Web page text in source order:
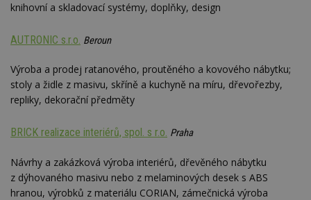
knihovní a skladovací systémy, doplňky, design
AUTRONIC s.r.o. Beroun
Výroba a prodej ratanového, proutěného a kovového nábytku;
stoly a židle z masivu, skříně a kuchyně na míru, dřevořezby,
repliky, dekorační předměty
BRICK realizace interiérů, spol. s r.o. Praha
Návrhy a zakázková výroba interiérů, dřevěného nábytku
z dýhovaného masivu nebo z melaminových desek s ABS
hranou, výrobků z materiálu CORIAN, zámečnická výroba